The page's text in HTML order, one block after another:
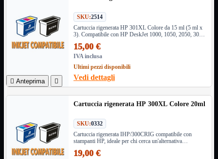
PCI
PCI-Express
Switch Rete
10/100/1000Mps
10Gbit
CaviMostra tutti i prodotti
Alimentazione 
Display Port
DVI
HDMI
HDMI Switch
KVM
Prolunga
 Anteprima 
SKU:2514
Cartuccia rigenerata HP 301XL Colore da 15 ml (5 ml x
3). Compatibile con HP DeskJet 1000, 1050, 2050, 3050,
risparmio
15,00 €
IVA inclusa
Ultimi pezzi disponibili
Vedi dettagli
Cartuccia rigenerata HP 300XL Colore 20ml
SKU:0332
Cartuccia rigenerata IHP/300CRIG compatibile con
stampanti HP, ideale per chi cerca un'alternativa
e prestazioni ottimali.
19,00 €